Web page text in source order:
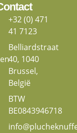
+32 (0) 471
41 7123
Belliardstraat
40, 1040
Brussel,
België
BTW
BE0843946718